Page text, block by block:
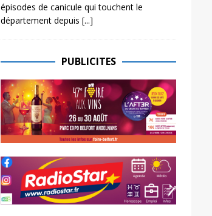
épisodes de canicule qui touchent le
département depuis [...]
PUBLICITES